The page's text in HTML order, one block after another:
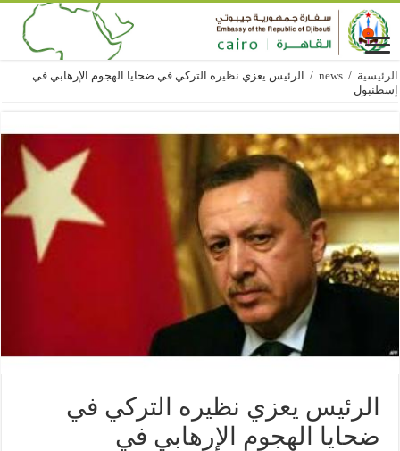
الرئيسية /
news
/ الرئيس يعزي نظيره التركي في ضحايا الهجوم الإرهابي في
إسطنبول
الرئيس يعزي نظيره التركي في
ضحايا الهجوم الإرهابي في